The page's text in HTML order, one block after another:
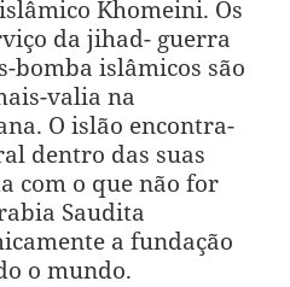
Khomeini. Os
da jihad- guerra
bomba islâmicos são
valia na
O islão encontra-
dentro das suas
com o que não for
Saudita
a fundação
o mundo.